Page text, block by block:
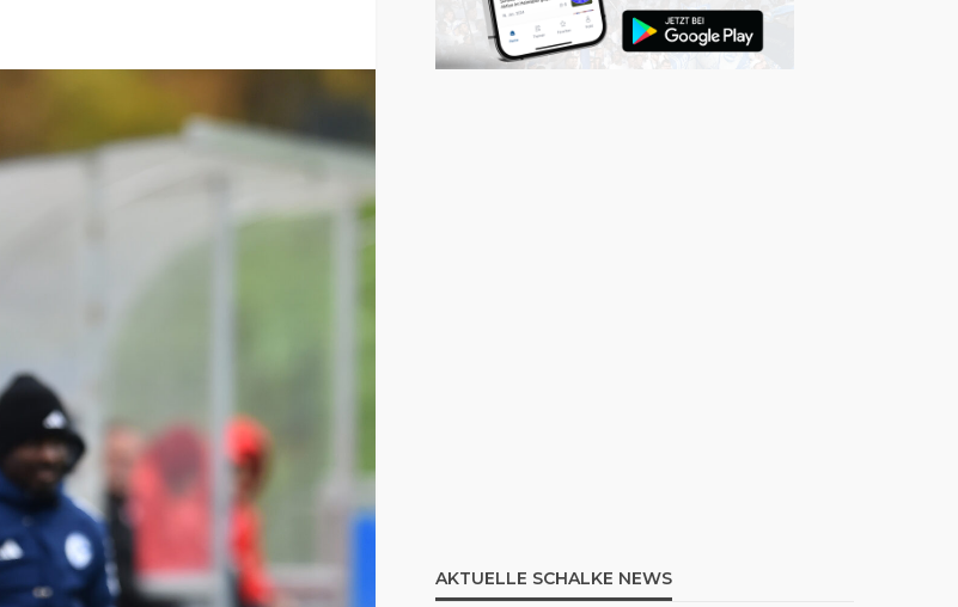
AKTUELLE SCHALKE NEWS